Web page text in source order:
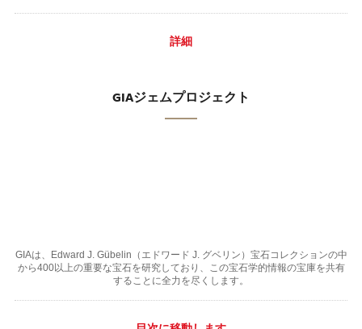
詳細
GIAジェムプロジェクト
GIAは、Edward J. Gübelin（エドワード J. グベリン）宝石コレクションの中
から400以上の重要な宝石を研究しており、この宝石学的情報の宝庫を共有
することに全力を尽くします。